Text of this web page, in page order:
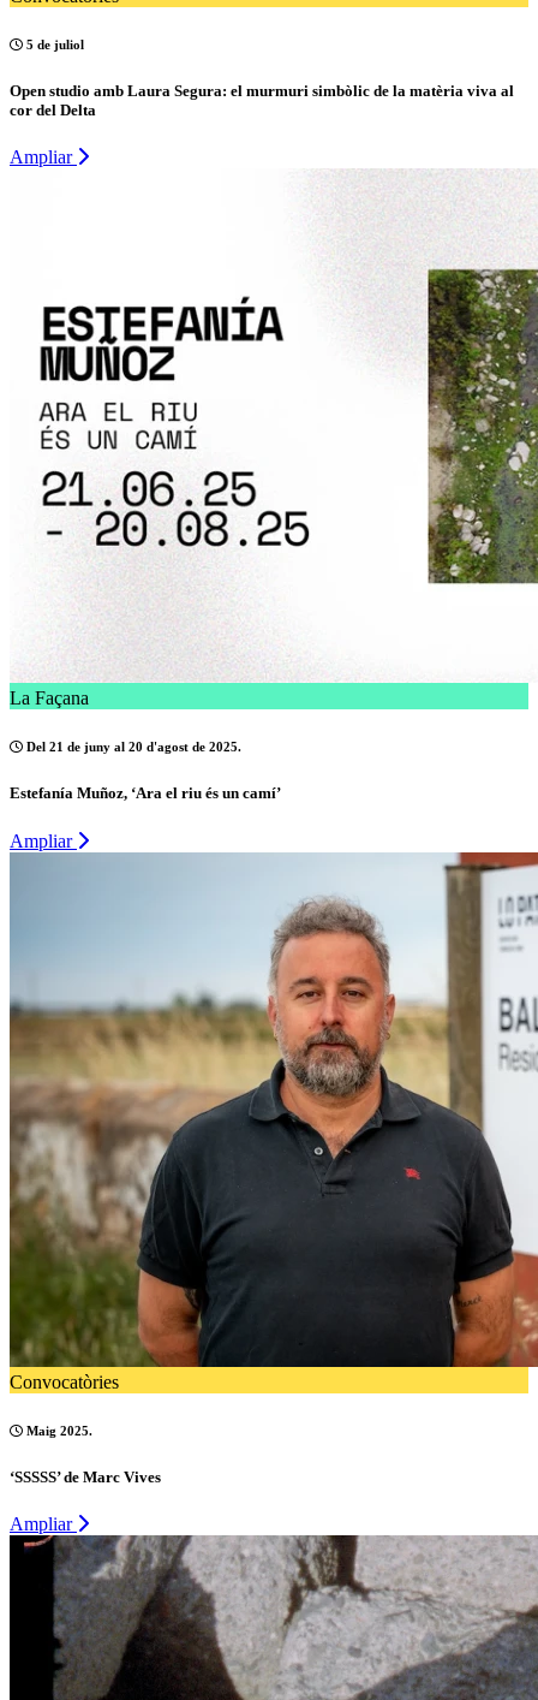
5 de juliol
Open studio amb Laura Segura: el murmuri simbòlic de la matèria viva al
cor del Delta
Ampliar
La Façana
Del 21 de juny al 20 d'agost de 2025.
Estefanía Muñoz, ‘Ara el riu és un camí’
Ampliar
Convocatòries
Maig 2025.
‘SSSSS’ de Marc Vives
Ampliar